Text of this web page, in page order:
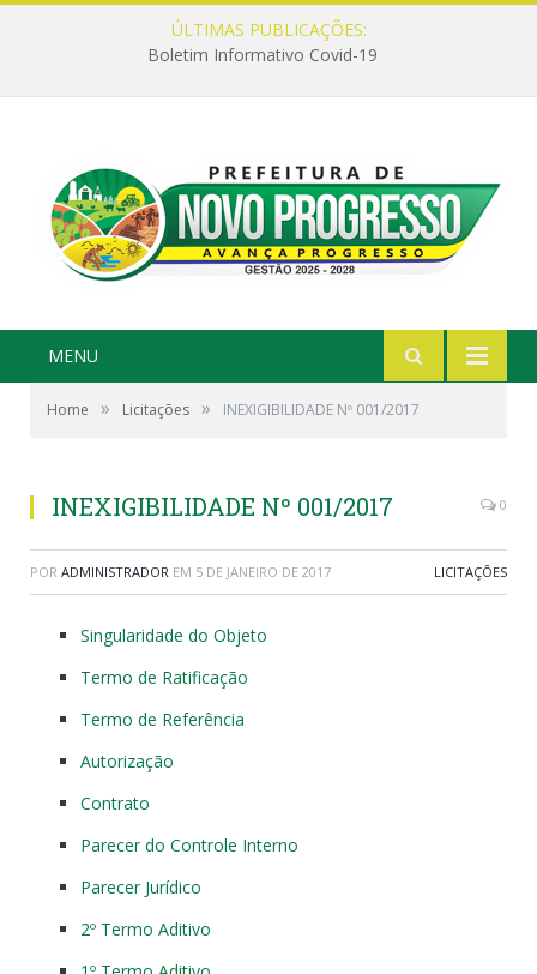
ÚLTIMAS PUBLICAÇÕES:
Boletim Informativo Covid-19
MENU
Home » Licitações » INEXIGIBILIDADE Nº 001/2017
INEXIGIBILIDADE Nº 001/2017 0
POR ADMINISTRADOR EM 5 DE JANEIRO DE 2017 LICITAÇÕES
Singularidade do Objeto
Termo de Ratificação
Termo de Referência
Autorização
Contrato
Parecer do Controle Interno
Parecer Jurídico
2º Termo Aditivo